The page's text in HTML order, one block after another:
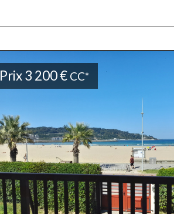
Prix3 200 € CC*